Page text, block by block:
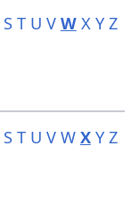
S T U V W X Y Z
S T U V W X Y Z